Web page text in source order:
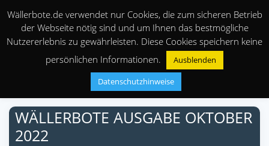
WÄLLERBOTE AUSGABE OKTOBER
2022
Wällerbote.de verwendet nur Cookies, die zum sicheren Betrieb
der Webseite nötig sind und um Ihnen das bestmögliche
Nutzererlebnis zu gewährleisten. Diese Cookies speichern keine
persönlichen Informationen.
Ausblenden
Datenschutzhinweise